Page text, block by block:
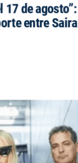
17 de
entre